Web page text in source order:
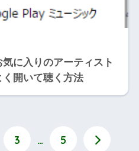
に入りのアーティスト
開いて聴く方法
3 … 5